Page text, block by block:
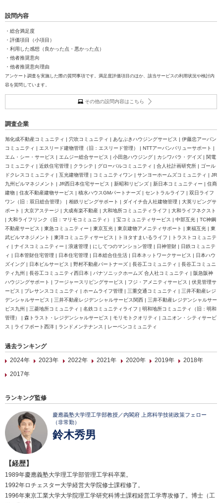
設問内容
・総合満足度
・評価項目（小項目）
・利用した感想（良かった点・悪かった点）
・他者推奨意向
・他者推奨意向理由
アンケート調査を実施した際の質問事項です。満足度評価項目のほか、該当サービスの利用状況や検討内
容を質問しています。
その他の設問内容はこちら
調査企業
旭化成不動産コミュニティ | 穴吹コミュニティ | あなぶきハウジングサービス | 伊藤忠アーバン
コミュニティ | エスリード建物管理（旧：エスリード管理） | NTTアーバンバリューサポート |
エム・シー・サービス | エムジー総合サービス | 小田急ハウジング | カシワバラ・デイズ | 関電
コミュニティ | 近鉄住宅管理 | クラシテ | グローバルコミュニティ | 合人社計画研究所 | ゴール
ドクレスコミュニティ | 互光建物管理 | コミュニティワン | サンヨーホームズコミュニティ | JR
九州ビルマネジメント | JR西日本住宅サービス | 新昭和リビンズ | 新日本コミュニティー | 住商
建物 | 住友不動産建物サービス | 積水ハウスGMパートナーズ | セントラルライフ | 双日ライフ
ワン（旧：双日総合管理） | 相鉄リビングサポート | ダイイチ合人社建物管理 | 大英リビングサ
ポート | 大京アステージ | 大成有楽不動産 | 大和地所コミュニティライフ | 大和ライフネクスト
| 大和ライフリンク（旧：マリモコミュニティ） | 宝コミュニティサービス | 中部互光 | TC神鋼
不動産サービス | 東急コミュニティー | 東京互光 | 東京建物アメニティサポート | 東福互光 | 東
武ビルマネジメント | 東洋コミュニティサービス | トヨタすまいるライフ | トラストコミュニテ
ィ | ナイスコミュニティー | 浪速管理 | にしてつのマンション管理 | 日神管財 | 日鉄コミュニテ
ィ | 日本管財住宅管理 | 日本住宅管理 | 日本総合住生活 | 日本ネットワークサービス | 日本ハウ
ズイング | 日本ビルサービス | 野村不動産パートナーズ | 長谷工コミュニティ | 長谷工コミュニ
ティ九州 | 長谷工コミュニティ西日本 | パナソニックホームズ 合人社コミュニティ | 阪急阪神
ハウジングサポート | フージャースリビングサービス | フジ・アメニティサービス | 伏見管理サ
ービス | プレサンスコミュニティ | ホームライフ管理 | 三重交通コミュニティ | 三井不動産レジ
デンシャルサービス | 三井不動産レジデンシャルサービス関西 | 三井不動産レジデンシャルサー
ビス九州 | 三菱地所コミュニティ | 名鉄コミュニティライフ | 明和地所コミュニティ（旧：明和
管理） | 森トラスト・レジデンシャルサービス | モリモトクオリティ | ユニオン・シティサービ
ス | ライフポート西洋 | ランドメンテナンス | レーベンコミュニティ
過去ランキング
2024年
2023年 2022年 2021年 2020年 2019年
2018年
2017年
ランキング監修
慶應義塾大学理工学部教授／内閣府 上席科学技術政策フェロー
（非常勤）
鈴木秀男
【経歴】
1989年慶應義塾大学理工学部管理工学科卒業。
1992年ロチェスター大学経営大学院修士課程修了。
1996年東京工業大学大学院理工学研究科博士課程経営工学専攻修了。博士（工